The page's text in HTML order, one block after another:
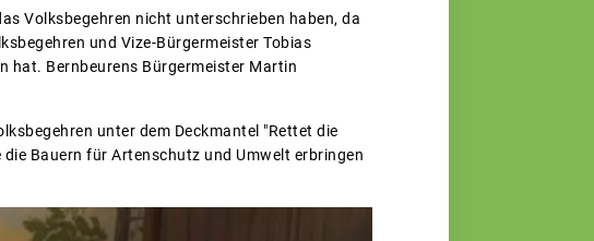
Volksbegehren nicht unterschrieben haben, da
und Vize-Bürgermeister Tobias
hat. Bernbeurens Bürgermeister Martin
unter dem Deckmantel "Rettet die
Bauern für Artenschutz und Umwelt erbringen